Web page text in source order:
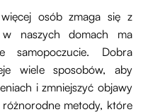
osób zmaga się z
naszych domach ma
samopoczucie. Dobra
wiele sposobów, aby
i zmniejszyć objawy
metody, które